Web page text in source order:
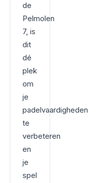
de
Pelmolen
7, is
dit
dé
plek
om
je
padelvaardigheden
te
verbeteren
en
je
spel